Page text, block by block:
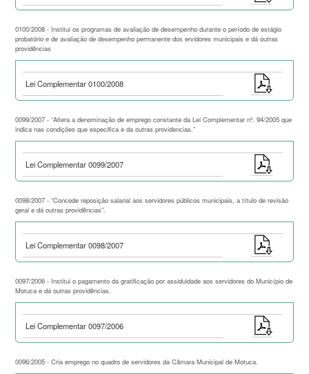
0100/2008 - Institui os programas de avaliação de desempenho durante o período de estágio
probatório e de avaliação de desempenho permanente dos ervidores municipais e dá outras
providências
Lei Complementar 0100/2008
0099/2007 - “Altera a denominação de emprego constante da Lei Complementar nº. 94/2005 que
indica nas condições que especifica e da outras providencias.”
Lei Complementar 0099/2007
0098/2007 - “Concede reposição salarial aos servidores públicos municipais, a título de revisão
geral e dá outras providências”.
Lei Complementar 0098/2007
0097/2006 - Institui o pagamento da gratificação por assiduidade aos servidores do Município de
Motuca e dá outras providências.
Lei Complementar 0097/2006
0096/2005 - Cria emprego no quadro de servidores da Câmara Municipal de Motuca.